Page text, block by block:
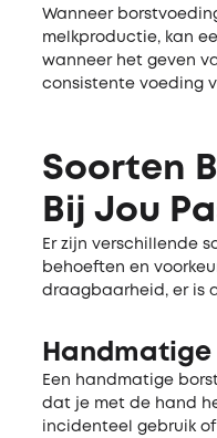
Wanneer
melkproductie, kan
wanneer het geven
consistente voeding
Soorten
Bij Jou
Er zijn verschillende
behoeften en
draagbaarheid, er is
Een handmatige
dat je met de hand
incidenteel gebruik